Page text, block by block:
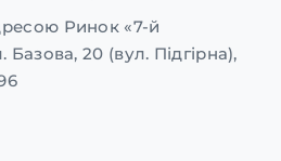
Ринок «7-й
Базова, 20 (вул. Підгірна),